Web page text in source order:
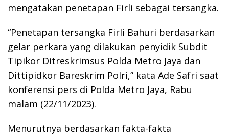
mengatakan penetapan Firli sebagai tersangka.
“Penetapan tersangka Firli Bahuri berdasarkan
gelar perkara yang dilakukan penyidik Subdit
Tipikor Ditreskrimsus Polda Metro Jaya dan
Dittipidkor Bareskrim Polri,” kata Ade Safri saat
konferensi pers di Polda Metro Jaya, Rabu
malam (22/11/2023).
Menurutnya berdasarkan fakta-fakta